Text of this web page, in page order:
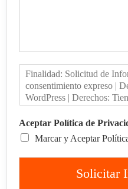
Aceptar Política de
Marcar y Aceptar
Solicitar